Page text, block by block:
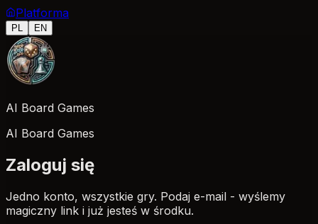
Platforma
PL EN
AI Board Games
AI Board Games
Zaloguj się
Jedno konto, wszystkie gry. Podaj e-mail - wyślemy
magiczny link i już jesteś w środku.